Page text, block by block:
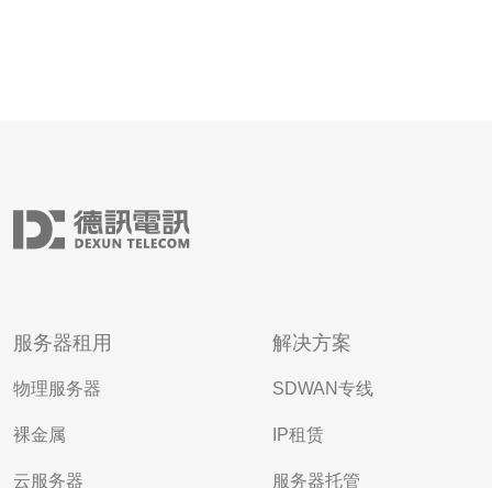
服务器租用
物理服务器
裸金属
云服务器
解决方案
SDWAN专线
IP租赁
服务器托管